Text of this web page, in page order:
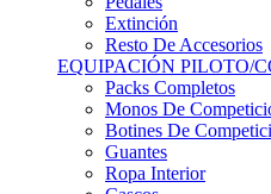
Resto De Accesorios
EQUIPACIÓN PILOTO/
Packs Completos
Monos De
Botines De
Guantes
Ropa Interior
Cascos
Sistemas Hans